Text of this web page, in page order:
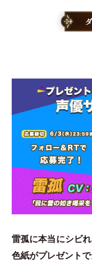
雷孤に本当にシビ
色紙がプレゼントで